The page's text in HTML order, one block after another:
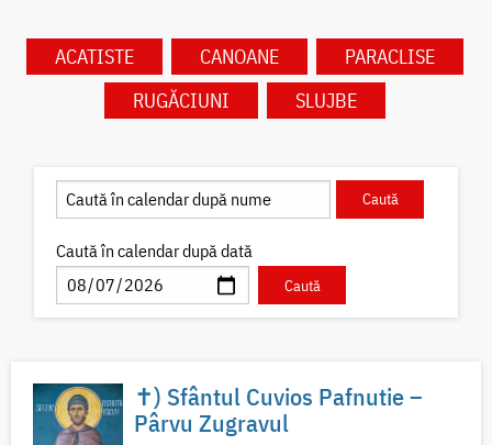
ACATISTE CANOANE
PARACLISE
RUGĂCIUNI
SLUJBE
Caută în calendar după dată
✝) Sfântul Cuvios Pafnutie –
Pârvu Zugravul